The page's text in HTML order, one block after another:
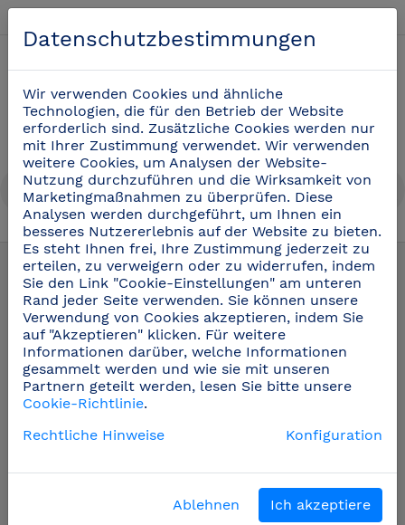
Ersatzteile und Zubehör (21)
Datenschutzbestimmungen
Wir verwenden Cookies und ähnliche
Technologien, die für den Betrieb der Website
erforderlich sind. Zusätzliche Cookies werden nur
mit Ihrer Zustimmung verwendet. Wir verwenden
weitere Cookies, um Analysen der Website-
Nutzung durchzuführen und die Wirksamkeit von
Marketingmaßnahmen zu überprüfen. Diese
Analysen werden durchgeführt, um Ihnen ein
besseres Nutzererlebnis auf der Website zu bieten.
Es steht Ihnen frei, Ihre Zustimmung jederzeit zu
erteilen, zu verweigern oder zu widerrufen, indem
Sie den Link "Cookie-Einstellungen" am unteren
Rand jeder Seite verwenden. Sie können unsere
Verwendung von Cookies akzeptieren, indem Sie
auf "Akzeptieren" klicken. Für weitere
Informationen darüber, welche Informationen
gesammelt werden und wie sie mit unseren
Partnern geteilt werden, lesen Sie bitte unsere
Cookie-Richtlinie.
Rechtliche Hinweise
Konfiguration
Ablehnen Ich akzeptiere